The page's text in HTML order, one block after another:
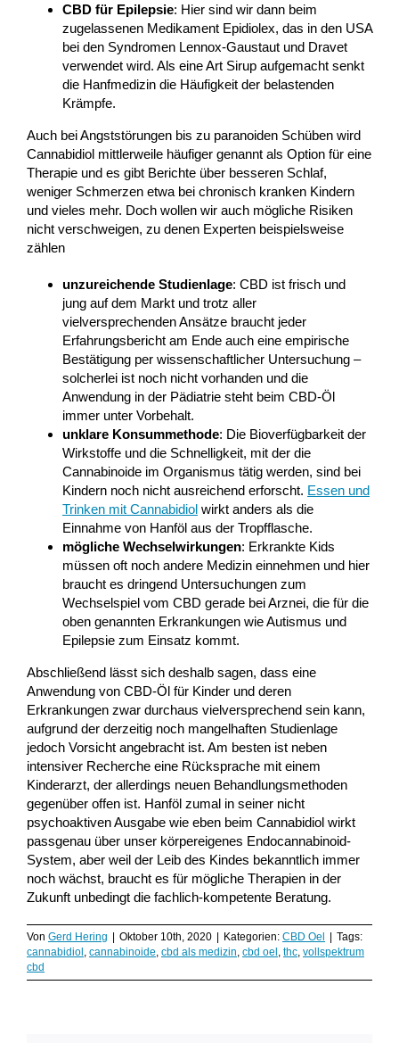
CBD für Epilepsie: Hier sind wir dann beim
zugelassenen Medikament Epidiolex, das in den USA
bei den Syndromen Lennox-Gaustaut und Dravet
verwendet wird. Als eine Art Sirup aufgemacht senkt
die Hanfmedizin die Häufigkeit der belastenden
Krämpfe.
Auch bei Angststörungen bis zu paranoiden Schüben wird
Cannabidiol mittlerweile häufiger genannt als Option für eine
Therapie und es gibt Berichte über besseren Schlaf,
weniger Schmerzen etwa bei chronisch kranken Kindern
und vieles mehr. Doch wollen wir auch mögliche Risiken
nicht verschweigen, zu denen Experten beispielsweise
zählen
unzureichende Studienlage: CBD ist frisch und
jung auf dem Markt und trotz aller
vielversprechenden Ansätze braucht jeder
Erfahrungsbericht am Ende auch eine empirische
Bestätigung per wissenschaftlicher Untersuchung –
solcherlei ist noch nicht vorhanden und die
Anwendung in der Pädiatrie steht beim CBD-Öl
immer unter Vorbehalt.
unklare Konsummethode: Die Bioverfügbarkeit der
Wirkstoffe und die Schnelligkeit, mit der die
Cannabinoide im Organismus tätig werden, sind bei
Kindern noch nicht ausreichend erforscht. Essen und
Trinken mit Cannabidiol wirkt anders als die
Einnahme von Hanföl aus der Tropfflasche.
mögliche Wechselwirkungen: Erkrankte Kids
müssen oft noch andere Medizin einnehmen und hier
braucht es dringend Untersuchungen zum
Wechselspiel vom CBD gerade bei Arznei, die für die
oben genannten Erkrankungen wie Autismus und
Epilepsie zum Einsatz kommt.
Abschließend lässt sich deshalb sagen, dass eine
Anwendung von CBD-Öl für Kinder und deren
Erkrankungen zwar durchaus vielversprechend sein kann,
aufgrund der derzeitig noch mangelhaften Studienlage
jedoch Vorsicht angebracht ist. Am besten ist neben
intensiver Recherche eine Rücksprache mit einem
Kinderarzt, der allerdings neuen Behandlungsmethoden
gegenüber offen ist. Hanföl zumal in seiner nicht
psychoaktiven Ausgabe wie eben beim Cannabidiol wirkt
passgenau über unser körpereigenes Endocannabinoid-
System, aber weil der Leib des Kindes bekanntlich immer
noch wächst, braucht es für mögliche Therapien in der
Zukunft unbedingt die fachlich-kompetente Beratung.
Von Gerd Hering | Oktober 10th, 2020 | Kategorien: CBD Oel | Tags:
cannabidiol, cannabinoide, cbd als medizin, cbd oel, thc, vollspektrum
cbd